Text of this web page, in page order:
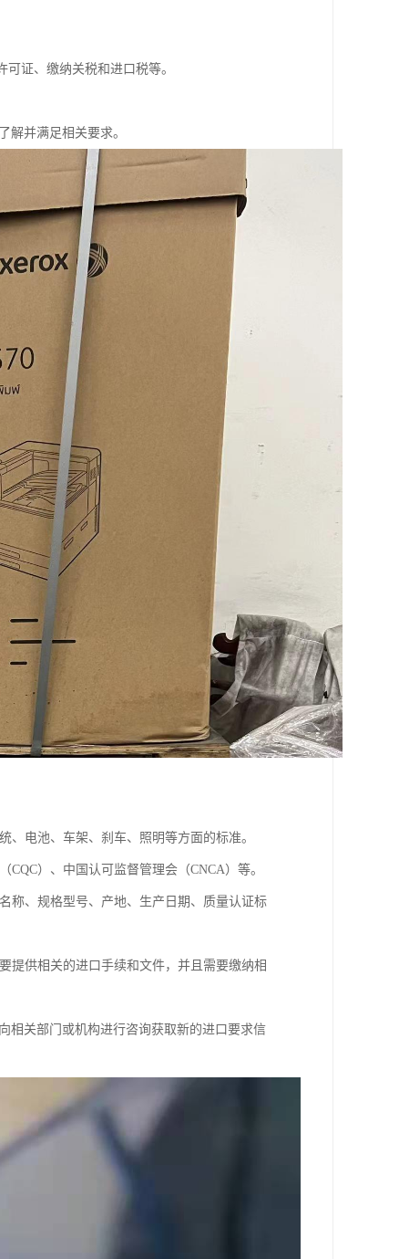
证、缴纳关税和进口税等。
解并满足相关要求。
电池、车架、刹车、照明等方面的标准。
）、中国认可监督管理会（CNCA）等。
称、规格型号、产地、生产日期、质量认证标
提供相关的进口手续和文件，并且需要缴纳相
相关部门或机构进行咨询获取新的进口要求信